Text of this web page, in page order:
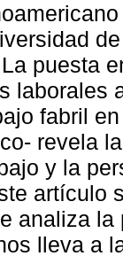
puesta
laborales
fabril
revela
y la
artículo
analiza
lleva a